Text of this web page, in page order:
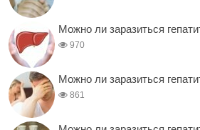
Можно ли заразиться
970
Можно ли заразиться
861